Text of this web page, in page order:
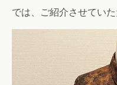
では、ご紹介させてい